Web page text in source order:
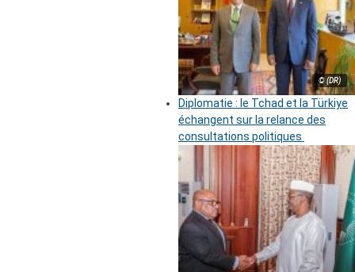
© (DR)
Diplomatie : le Tchad et la Türkiye
échangent sur la relance des
consultations politiques